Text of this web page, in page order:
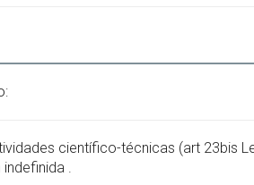
científico-técnicas (art 23bis
indefinida .